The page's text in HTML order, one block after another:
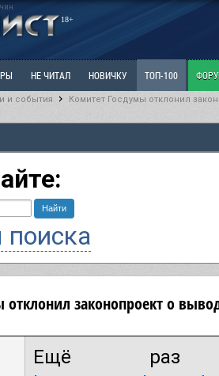
18+
НЕ ЧИТАЛ НОВИЧКУ ТОП-100
Ветка: Наболевшее. Выскажись!
и события Комитет Госдумы отклонил
отклонил законопроект о
Ещё раз